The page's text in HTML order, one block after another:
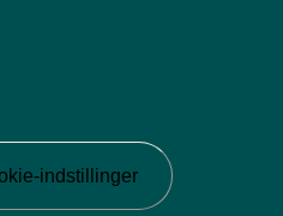
indstillinger